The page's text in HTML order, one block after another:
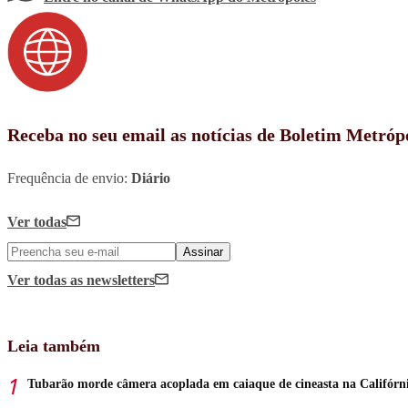
Receba no seu email as notícias de Boletim
Frequência de envio: Diário
Ver todas
Assinar
Ver todas as newsletters
Leia também
Tubarão morde câmera acoplada em caiaque de cineasta na